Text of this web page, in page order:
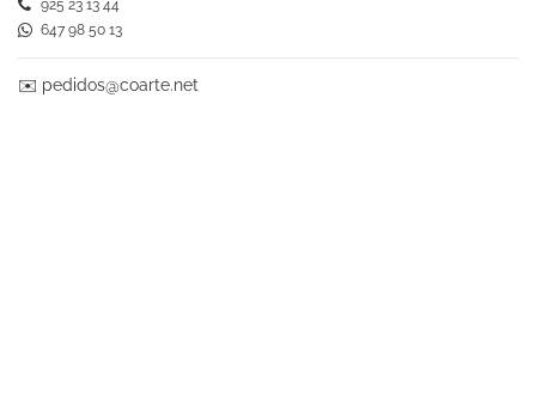
925 23 13 44
647 98 50 13
✉️ pedidos@coarte.net